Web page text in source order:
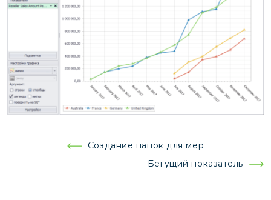
НавигацияСоздание папок для мер
Бегущий показатель